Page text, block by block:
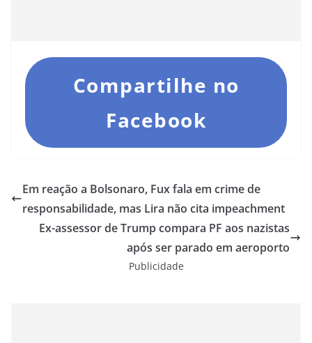
Compartilhe no
Facebook
Em reação a Bolsonaro, Fux fala em crime de
responsabilidade, mas Lira não cita impeachment
Ex-assessor de Trump compara PF aos nazistas
após ser parado em aeroporto
Publicidade